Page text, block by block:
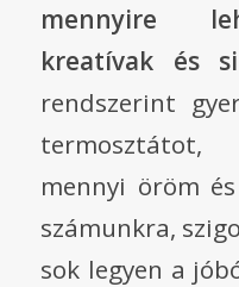
mennyire
kreatívak és
rendszerint
termosztátot,
mennyi öröm
számunkra,
sok legyen a